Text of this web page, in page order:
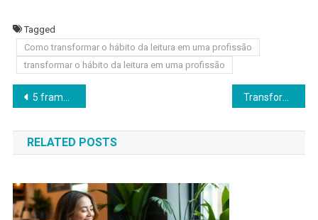
Tagged
Como transformar o hábito da leitura em uma profissão
transformar o hábito da leitura em uma profissão
Navegação
de
Post
5 frameworks essenciais para melhorar a resolução de problemas em equipes remotas
RELATED POSTS